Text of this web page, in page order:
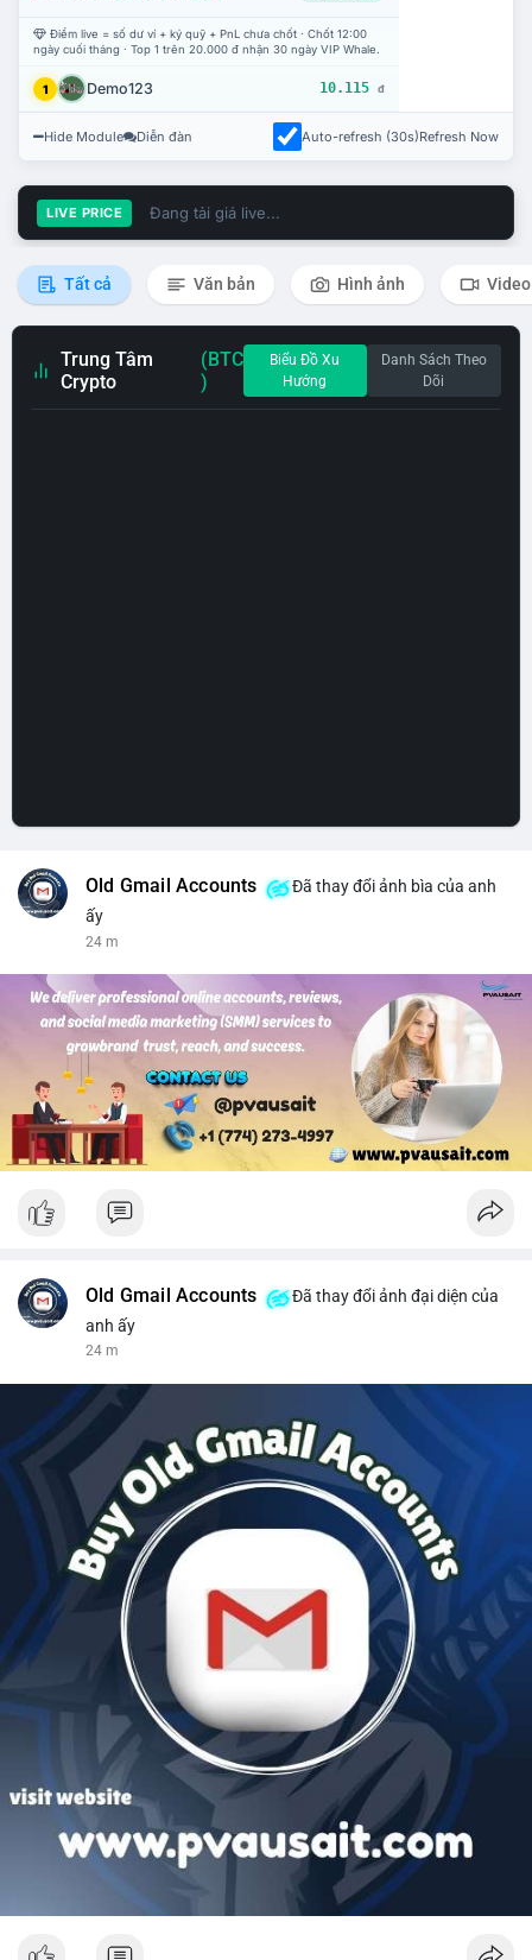
Điểm live = số dư ví + ký quỹ + PnL chưa chốt · Chốt 12:00
ngày cuối tháng · Top 1 trên 20.000 đ nhận 30 ngày VIP Whale.
1 Demo123 10.115 đ
Hide Module Diễn đàn Auto-refresh (30s)Refresh Now
LIVE PRICE Đang tải giá live...
Tất cả Văn bản Hình ảnh Video
Trung Tâm
Crypto
(BTC
)
Biểu Đồ Xu
Hướng
Danh Sách Theo
Dõi
Old Gmail Accounts
Đã thay đổi ảnh bìa của anh
ấy
24 m
Old Gmail Accounts
Đã thay đổi ảnh đại diện của
anh ấy
24 m